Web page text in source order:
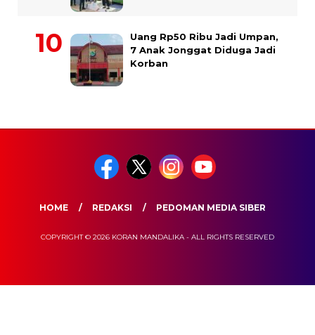
Uang Rp50 Ribu Jadi Umpan,
7 Anak Jonggat Diduga Jadi
Korban
HOME REDAKSI PEDOMAN MEDIA SIBER
COPYRIGHT © 2026 KORAN MANDALIKA - ALL RIGHTS RESERVED